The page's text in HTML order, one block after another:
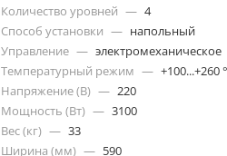
Количество уровней — 4
Способ установки — напольный
Управление — электромеханическое
Температурный режим — +100...+260
Напряжение (В) — 220
Мощность (Вт) — 3100
Вес (кг) — 33
Ширина (мм) — 590